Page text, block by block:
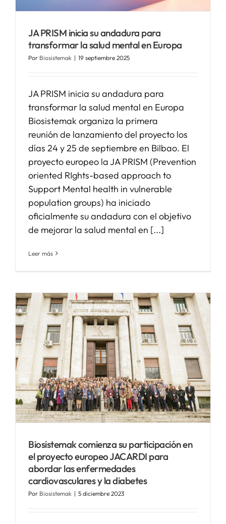
APOYO I+D+I
NOTICIAS
JA PRISM inicia su andadura para
transformar la salud mental en Europa
Por Biosistemak | 19 septiembre 2025
JA PRISM inicia su andadura para
transformar la salud mental en Europa
Biosistemak organiza la primera
reunión de lanzamiento del proyecto los
días 24 y 25 de septiembre en Bilbao. El
proyecto europeo la JA PRISM (Prevention
oriented RIghts-based approach to
Support Mental health in vulnerable
population groups) ha iniciado
oficialmente su andadura con el objetivo
de mejorar la salud mental en [...]
Leer más
Biosistemak comienza su participación en
el proyecto europeo JACARDI para
abordar las enfermedades
cardiovasculares y la diabetes
Por Biosistemak | 5 diciembre 2023